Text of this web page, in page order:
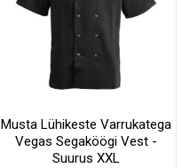
Musta Lühikeste Varrukatega
Vegas Segaköögi Vest -
Suurus XXL